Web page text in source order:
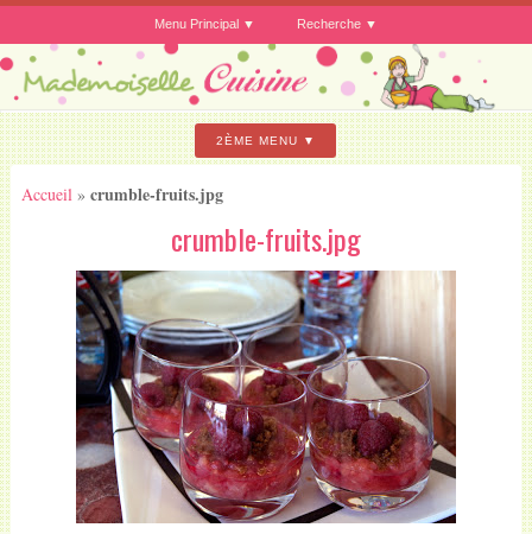
Menu Principal Recherche
2ÈME MENU
Accueil » crumble-fruits.jpg
crumble-fruits.jpg